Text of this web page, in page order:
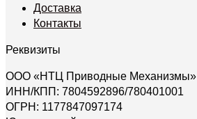
Доставка
Контакты
Реквизиты
ООО «НТЦ Приводные Механизмы»
ИНН/КПП: 7804592896/780401001
ОГРН: 1177847097174